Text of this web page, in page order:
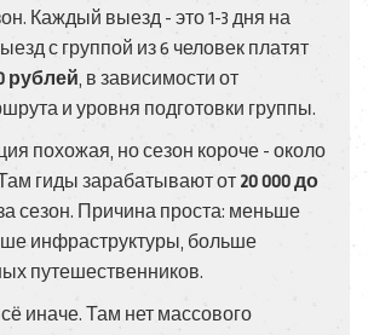
Каждый выезд - это 1-3 дня на
с группой из 6 человек платят
рублей, в зависимости от
и уровня подготовки группы.
похожая, но сезон короче - около
гиды зарабатывают от 20 000 до
сезон. Причина проста: меньше
инфраструктуры, больше
путешественников.
иначе. Там нет массового